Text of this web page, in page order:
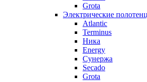
Grota
Электрические
Atlantic
Terminus
Ника
Energy
Сунержа
Secado
Grota